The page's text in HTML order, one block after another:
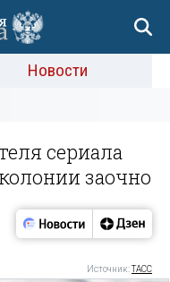
Новости
сериала
заочно
Источник:ТАСС